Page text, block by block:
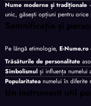
Nume moderne și tradiționale
unic, găsești opțiuni pentru orice
Semnificație și
Pe lângă etimologie, E-Nume.ro
Trăsăturile de personalitate
Simbolismul și influența
Popularitatea numelui în diferite
Un instrument util